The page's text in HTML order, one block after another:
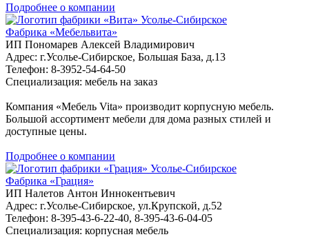
Подробнее о компании
Усолье-Сибирское
Фабрика «Мебельвита»
ИП Пономарев Алексей Владимирович
Адрес: г.Усолье-Сибирское, Большая База, д.13
Телефон: 8-3952-54-64-50
Специализация: мебель на заказ
Компания «Мебель Vita» производит корпусную мебель.
Большой ассортимент мебели для дома разных стилей и
доступные цены.
Подробнее о компании
Усолье-Сибирское
Фабрика «Грация»
ИП Налетов Антон Иннокентьевич
Адрес: г.Усолье-Сибирское, ул.Крупской, д.52
Телефон: 8-395-43-6-22-40, 8-395-43-6-04-05
Специализация: корпусная мебель